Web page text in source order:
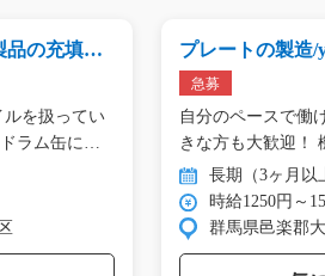
品の充填作
ルを扱ってい
ラム缶に
プレートの製造/
急募
自分のペースで働
きな方も大歓迎！
と… 長期（3ヶ月以
時給1250円～
群馬県邑楽郡大